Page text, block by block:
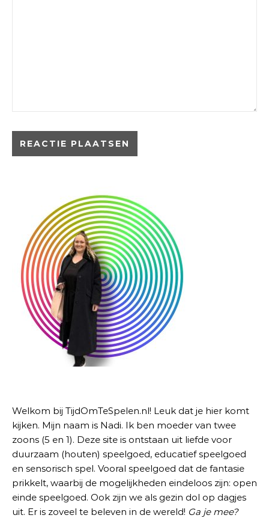
Welkom bij TijdOmTeSpelen.nl! Leuk dat je hier komt
kijken. Mijn naam is Nadi. Ik ben moeder van twee
zoons (5 en 1). Deze site is ontstaan uit liefde voor
duurzaam (houten) speelgoed, educatief speelgoed
en sensorisch spel. Vooral speelgoed dat de fantasie
prikkelt, waarbij de mogelijkheden eindeloos zijn: open
einde speelgoed. Ook zijn we als gezin dol op dagjes
uit. Er is zoveel te beleven in de wereld! Ga je mee?